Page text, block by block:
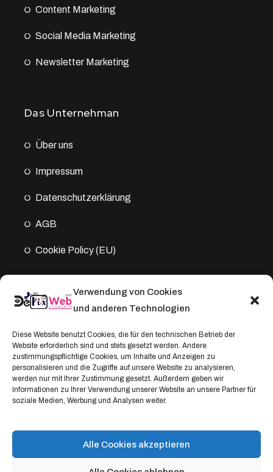
Verwendung von Cookies
und anderen Technologien
Diese Website benutzt Cookies, die für den technischen Betrieb der
Website erforderlich sind und stets gesetzt werden. Andere
zustimmungspflichtige Cookies, um Inhalte und Anzeigen zu
personalisieren und die Zugriffe auf unsere Website zu analysieren,
werden nur mit Ihrer Zustimmung gesetzt. Außerdem geben wir
Informationen zu Ihrer Verwendung unserer Website an unsere Partner für
soziale Medien, Werbung und Analysen weiter.
Alle Cookies akzeptieren
Content Marketing
Social Media Marketing
Newsletter Marketing
Das Unternehman
Über uns
Impressum
Datenschutz­erklärung
AGB
Cookie Policy (EU)
Kontakt
Address:
Windthorststraße 20
48153 Münster, Deutschland
WhatsApp:
+4917664335685
Email
service@depixweb.de